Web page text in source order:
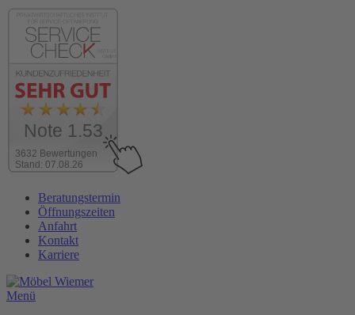
3632 Bewertungen
Stand: 07.08.26
Note 1.53
Inhalt
wechseln
Beratungstermin
Öffnungszeiten
Anfahrt
Kontakt
Karriere
Menü